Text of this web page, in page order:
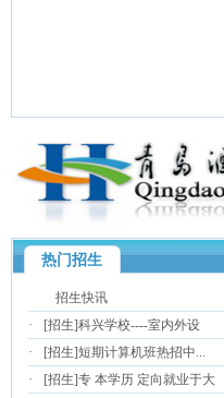
热门招生
招生快讯
·
[招生]科兴学校----室内外设
·
[招生]短期计算机班热招中...
·
[招生]专 本学历 定向就业于大